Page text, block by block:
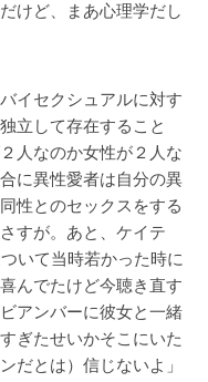
けど、まあ心理学だし
イセクシュアルに対す
立して存在すること
人なのか女性が２人な
に異性愛者は自分の異
性とのセックスをする
すが。あと、ケイテ
いて当時若かった時に
んでたけど今聴き直す
アンバーに彼女と一緒
ぎたせいかそこにいた
だとは）信じないよ」